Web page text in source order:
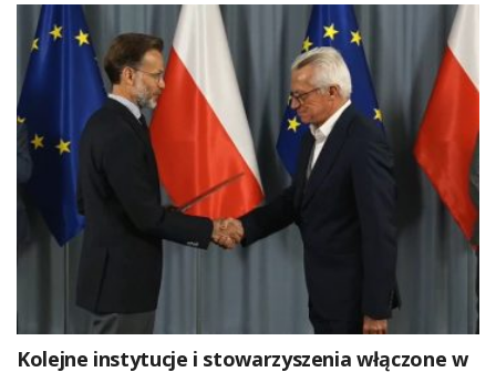
Kolejne instytucje i stowarzyszenia włączone w